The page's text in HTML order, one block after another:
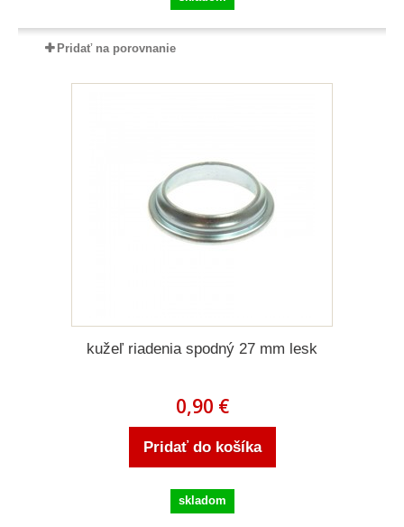
Pridať na porovnanie
kužeľ riadenia spodný 27 mm lesk
0,90 €
Pridať do košíka
skladom